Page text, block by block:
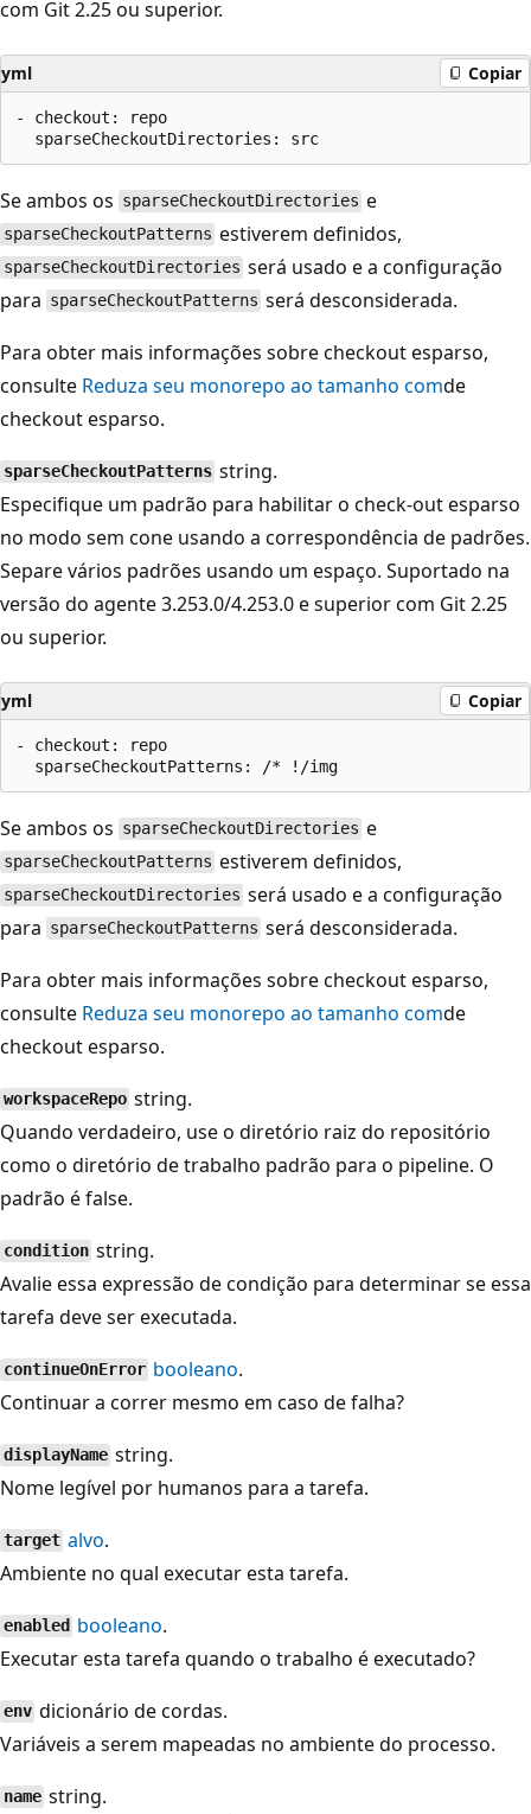
com Git 2.25 ou superior.
yml Copiar
- checkout: repo
Se ambos os sparseCheckoutDirectories e
sparseCheckoutPatterns estiverem definidos,
sparseCheckoutDirectories será usado e a configuração
para sparseCheckoutPatterns será desconsiderada.
Para obter mais informações sobre checkout esparso,
consulte Reduza seu monorepo ao tamanho comde
checkout esparso.
sparseCheckoutPatterns string.
Especifique um padrão para habilitar o check-out esparso
no modo sem cone usando a correspondência de padrões.
Separe vários padrões usando um espaço. Suportado na
versão do agente 3.253.0/4.253.0 e superior com Git 2.25
ou superior.
yml Copiar
- checkout: repo
Se ambos os sparseCheckoutDirectories e
sparseCheckoutPatterns estiverem definidos,
sparseCheckoutDirectories será usado e a configuração
para sparseCheckoutPatterns será desconsiderada.
Para obter mais informações sobre checkout esparso,
consulte Reduza seu monorepo ao tamanho comde
checkout esparso.
workspaceRepo string.
Quando verdadeiro, use o diretório raiz do repositório
como o diretório de trabalho padrão para o pipeline. O
padrão é false.
condition string.
Avalie essa expressão de condição para determinar se essa
tarefa deve ser executada.
continueOnError booleano.
Continuar a correr mesmo em caso de falha?
displayName string.
Nome legível por humanos para a tarefa.
target alvo.
Ambiente no qual executar esta tarefa.
enabled booleano.
Executar esta tarefa quando o trabalho é executado?
env dicionário de cordas.
Variáveis a serem mapeadas no ambiente do processo.
name string.